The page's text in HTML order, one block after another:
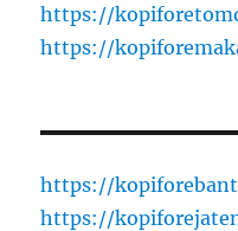
https://
https://
https://
https://